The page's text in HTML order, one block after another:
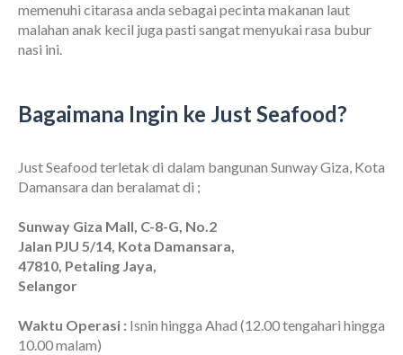
memenuhi citarasa anda sebagai pecinta makanan laut
malahan anak kecil juga pasti sangat menyukai rasa bubur
nasi ini.
Bagaimana Ingin ke Just Seafood?
Just Seafood terletak di dalam bangunan Sunway Giza, Kota
Damansara dan beralamat di ;
Sunway Giza Mall, C-8-G, No.2
Jalan PJU 5/14, Kota Damansara,
47810, Petaling Jaya,
Selangor
Waktu Operasi : Isnin hingga Ahad (12.00 tengahari hingga
10.00 malam)